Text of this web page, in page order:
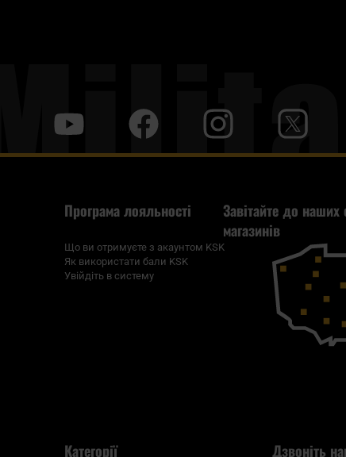
Програма лояльності
Що ви отримуєте з акаунтом KSK
Як використати бали KSK
Увійдіть в систему
Завітайте до наших
магазинів
Категорії Дзвоніть